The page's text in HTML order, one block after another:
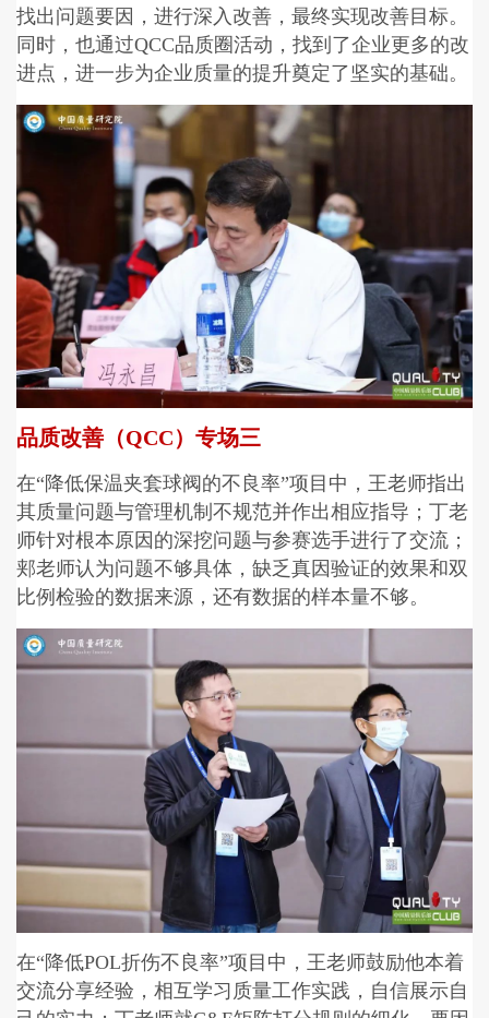
找出问题要因，进行深入改善，最终实现改善目标。
同时，也通过QCC品质圈活动，找到了企业更多的改
进点，进一步为企业质量的提升奠定了坚实的基础。
品质改善（QCC）专场三
在“降低保温夹套球阀的不良率”项目中，王老师指出
其质量问题与管理机制不规范并作出相应指导；丁老
师针对根本原因的深挖问题与参赛选手进行了交流；
郏老师认为问题不够具体，缺乏真因验证的效果和双
比例检验的数据来源，还有数据的样本量不够。
在“降低POL折伤不良率”项目中，王老师鼓励他本着
交流分享经验，相互学习质量工作实践，自信展示自